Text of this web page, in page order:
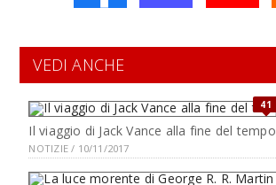
VEDI ANCHE
41
Il viaggio di Jack Vance alla fine del tempo
NOTIZIE / 10/11/2017